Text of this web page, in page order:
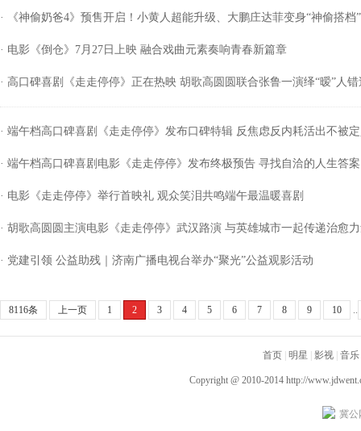
· 《神偷奶爸4》预售开启！小黄人超能升级、大鹏庄达菲变身“神偷搭档”
· 电影《倒仓》7月27日上映 融合戏曲元素奏响青春新篇章
· 高口碑喜剧《走走停停》正在热映 胡歌高圆圆联合张鲁一演绎“暧”人错
· 端午档高口碑喜剧《走走停停》发布口碑特辑 反焦虑反内耗活出不被
· 端午档高口碑喜剧电影《走走停停》发布终极预告 寻找自洽的人生答案
· 电影《走走停停》举行首映礼 观众笑泪共鸣端午最温暖喜剧
· 胡歌高圆圆主演电影《走走停停》武汉路演 与英雄城市一起传递治愈
· 党建引领 公益助残｜济南广播电视台举办“聚光”公益观影活动
8116条 上一页 1 2 3 4 5 6 7 8 9 10 ..
首页 明星 影视 音乐
Copyright @ 2010-2014 http://
冀公